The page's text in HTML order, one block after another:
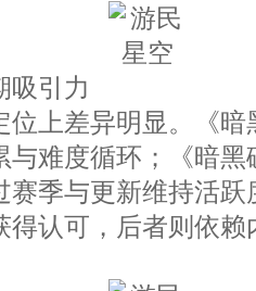
吸引力
位上差异明显。《暗
与难度循环；《暗黑
赛季与更新维持活
得认可，后者则依